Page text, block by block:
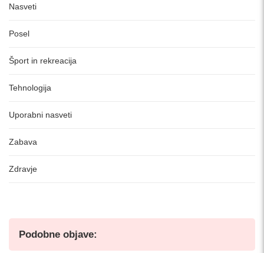
Nasveti
Posel
Šport in rekreacija
Tehnologija
Uporabni nasveti
Zabava
Zdravje
Podobne objave: